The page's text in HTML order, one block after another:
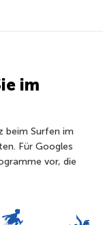
im
beim Surfen im
Für Googles
vor, die